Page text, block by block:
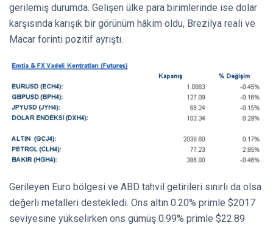
gerilemiş durumda. Gelişen ülke para birimlerinde ise dolar
karşısında karışık bir görünüm hâkim oldu, Brezilya reali ve
Macar forinti pozitif ayrıştı.
Gerileyen Euro bölgesi ve ABD tahvil getirileri sınırlı da olsa
değerli metalleri destekledi. Ons altın 0.20% primle $2017
seviyesine yükselirken ons gümüş 0.99% primle $22.89